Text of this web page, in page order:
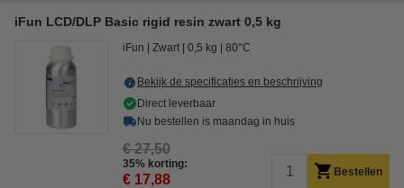
iFun LCD/DLP Basic rigid resin zwart 0,5 kg
iFun Zwart 0,5 kg 80°C
Bekijk de specificaties en beschrijving
Direct leverbaar
Nu bestellen is maandag in huis
€ 27,50
35% korting:
€ 17,88 Bestellen